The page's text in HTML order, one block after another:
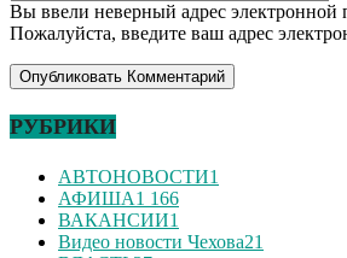
Вы ввели неверный адрес электронной
Пожалуйста, введите ваш адрес
РУБРИКИ
АВТОНОВОСТИ1
АФИША1 166
ВАКАНСИИ1
Видео новости Чехова21